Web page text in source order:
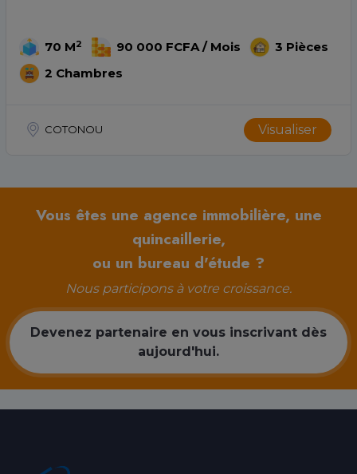
70 M2 90 000 FCFA / Mois
3 Pièces
2 Chambres
COTONOU Visualiser
Vous êtes une agence immobilière, une
quincaillerie,
ou un bureau d'étude ?
Nous participons à votre croissance.
Devenez partenaire en vous inscrivant dès
aujourd'hui.